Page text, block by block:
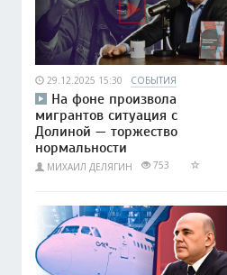
29.12.2025 15:30 СОБЫТИЯ
На фоне произвола
мигрантов ситуация с
Долиной — торжество
нормальности
МИХАИЛ ДЕЛЯГИН 753